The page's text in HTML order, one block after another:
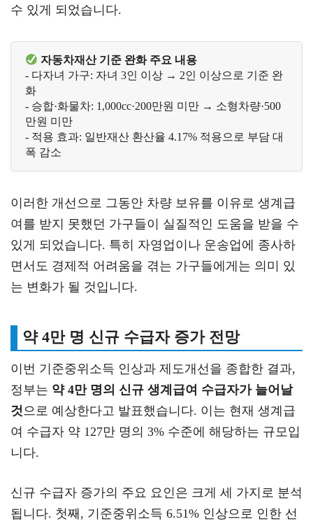
수 있게 되었습니다.
자동차재산 기준 완화 주요 내용
- 다자녀 가구: 자녀 3인 이상 → 2인 이상으로 기준 완
화
- 승합·화물차: 1,000cc·200만원 미만 → 소형차량·500
만원 미만
- 적용 효과: 일반재산 환산율 4.17% 적용으로 부담 대
이러한 개선으로 그동안 차량 보유를 이유로 생계급
여를 받지 못했던 가구들이 실질적인 도움을 받을 수
있게 되었습니다. 특히 자영업이나 운송업에 종사하
면서도 경제적 어려움을 겪는 가구들에게는 의미 있
는 변화가 될 것입니다.
약 4만 명 신규 수급자 증가 전망
이번 기준중위소득 인상과 제도개선을 종합한 결과,
정부는 약 4만 명의 신규 생계급여 수급자가 늘어날
것으로 예상한다고 발표했습니다. 이는 현재 생계급
여 수급자 약 127만 명의 3% 수준에 해당하는 규모입
니다.
신규 수급자 증가의 주요 요인은 크게 세 가지로 분석
됩니다. 첫째, 기준중위소득 6.51% 인상으로 인한 선